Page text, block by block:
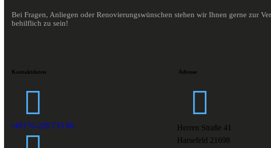
Bei Fragen, Anliegen oder Renovierungswünschen stehen wir Ihnen gerne zur
behilflich zu sein!
Kontaktdaten
+49176-228 733 86
Adresse
Herren Straße 41
Harsefeld 21698